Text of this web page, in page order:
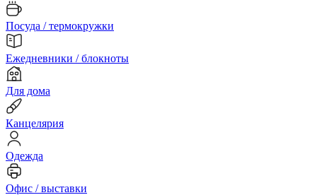
Посуда / термокружки
Ежедневники / блокноты
Для дома
Канцелярия
Одежда
Офис / выставки